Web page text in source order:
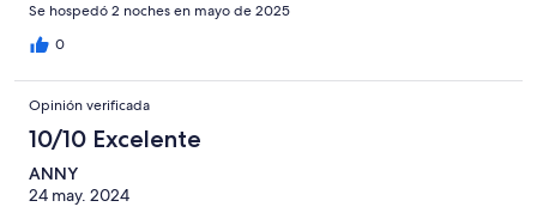
Se hospedó 2 noches en mayo de 2025
0
Opinión verificada
10/10 Excelente
ANNY
24 may. 2024